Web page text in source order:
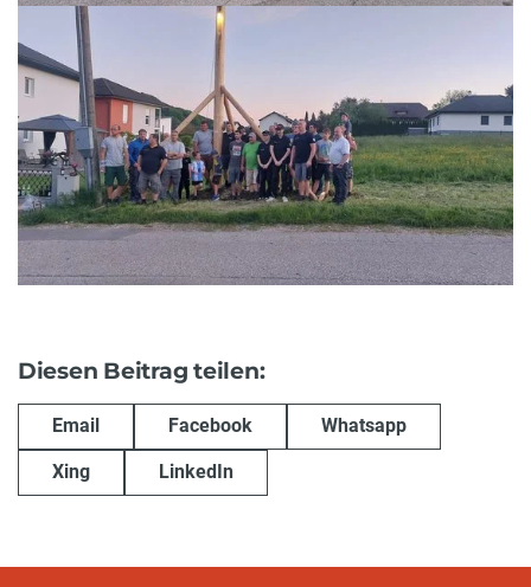
Diesen Beitrag teilen:
Email Facebook Whatsapp
Xing LinkedIn